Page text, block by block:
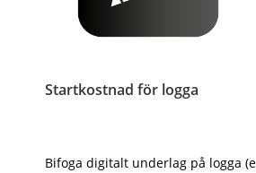
Startkostnad för logga
Bifoga digitalt underlag på logga